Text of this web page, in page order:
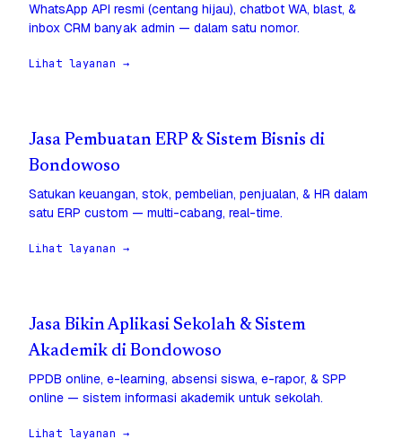
WhatsApp API resmi (centang hijau), chatbot WA, blast, &
inbox CRM banyak admin — dalam satu nomor.
Lihat layanan →
Jasa Pembuatan ERP & Sistem Bisnis di
Bondowoso
Satukan keuangan, stok, pembelian, penjualan, & HR dalam
satu ERP custom — multi-cabang, real-time.
Lihat layanan →
Jasa Bikin Aplikasi Sekolah & Sistem
Akademik di Bondowoso
PPDB online, e-learning, absensi siswa, e-rapor, & SPP
online — sistem informasi akademik untuk sekolah.
Lihat layanan →